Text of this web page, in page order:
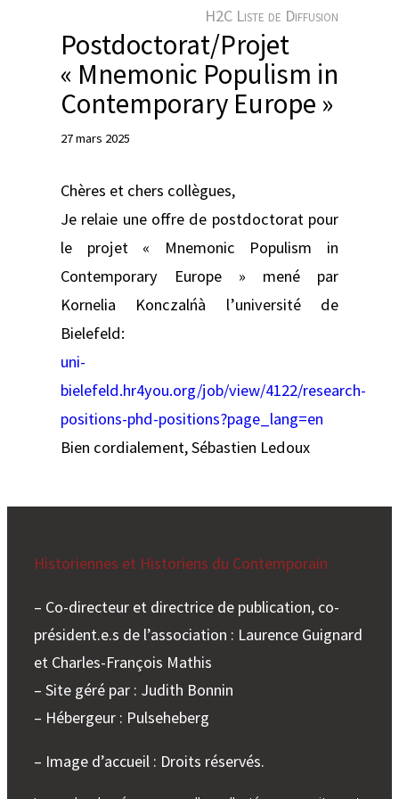
H2C Liste de Diffusion
Postdoctorat/Projet
« Mnemonic Populism in
Contemporary Europe »
27 mars 2025
Chères et chers collègues,
Je relaie une offre de postdoctorat pour
le projet « Mnemonic Populism in
Contemporary Europe » mené par
Kornelia Konczalńà l’université de
Bielefeld:
uni-
bielefeld.hr4you.org/job/view/4122/research-
positions-phd-positions?page_lang=en
Bien cordialement, Sébastien Ledoux
Historiennes et Historiens du Contemporain
– Co-directeur et directrice de publication, co-
président.e.s de l’association : Laurence Guignard
et Charles-François Mathis
– Site géré par : Judith Bonnin
– Hébergeur : Pulseheberg
– Image d’accueil : Droits réservés.